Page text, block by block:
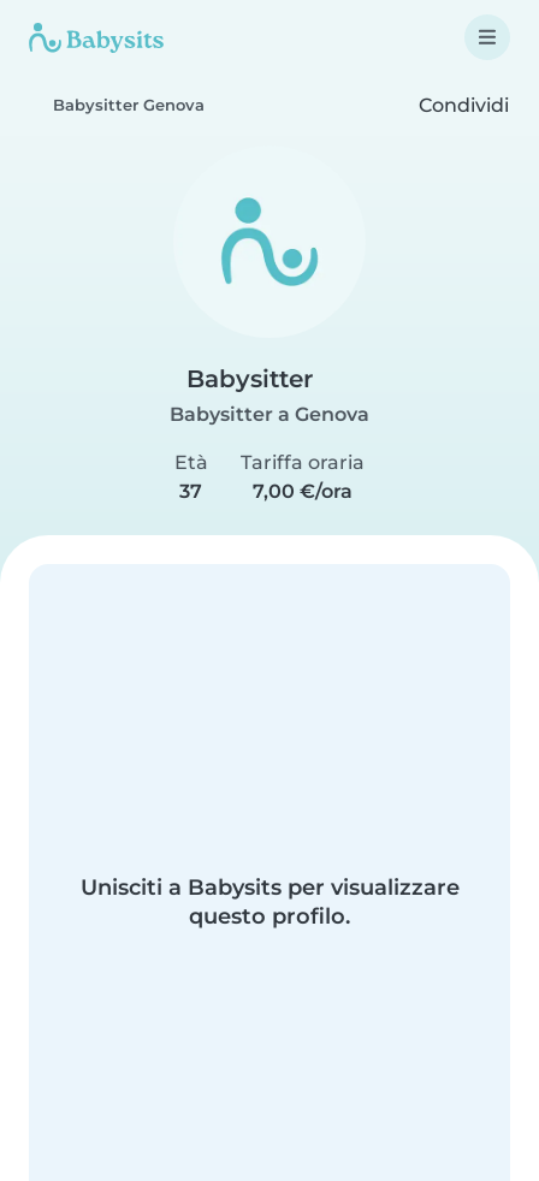
Babysitter Genova Condividi
Babysitter
Babysitter a Genova
Età
37
Tariffa oraria
7,00 €/ora
Unisciti a Babysits per visualizzare
questo profilo.